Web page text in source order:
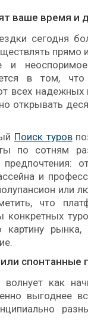
ваше время и
сегодня
прямо
неоспоримое
в том,
всех надежных
Поиск туров
по сотням
и
что
картину
спонтанные
как
выгоднее